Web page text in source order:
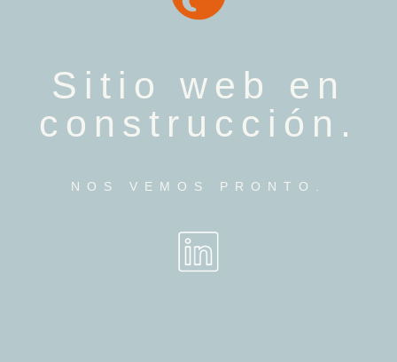
Sitio web en
construcción.
NOS VEMOS PRONTO.